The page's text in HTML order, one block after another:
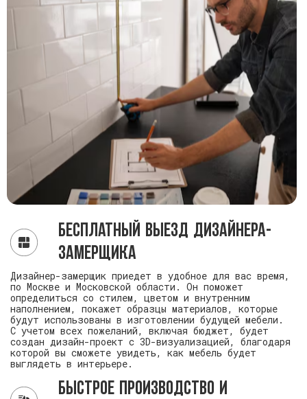
Бесплатный выезд дизайнера-
замерщика
Дизайнер-замерщик приедет в удобное для вас время,
по Москве и Московской области. Он поможет
определиться со стилем, цветом и внутренним
наполнением, покажет образцы материалов, которые
будут использованы в изготовлении будущей мебели.
С учетом всех пожеланий, включая бюджет, будет
создан дизайн-проект с 3D-визуализацией, благодаря
которой вы сможете увидеть, как мебель будет
выглядеть в интерьере.
Быстрое производство и